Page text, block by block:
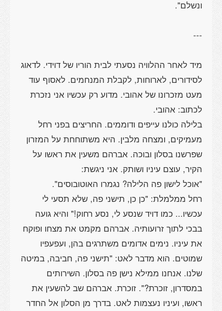
מיד לאחר ההלוויה נסעתי לבית הוריו של דוידי. לדאוג
לסידורים, לארוחות, לקבלת המנחמים. לאסוף עוד
מעט מזכרונו של אהובי. מדוע רק עכשיו אני נזכרת
בלילה כולנו עייפים ודוממים. החריצים בפני רחל
מעמיקים, ומצחה מלבין. היא משתוחחת על המזרון
שפרשנו בסלון ובוכה. אברהם משעין את ראשו על
רחל ממלמלת: "כן כן, תישני פה, שלא תסעי לי
עכשיו... כמו דויד שנסע לי, נסע רחוק!" והיא גועה
בבכי לתוך זרועותיה. אברהם מקמט את מצחו ופוקח
את עיניו. נימים אדומים משתרגים בהן, ועפעפיו
שמוטים. הוא מדבר לאט: "תישני פה, חביבה, במיטה
שלנו. אנחנו ממילא נישן פה בסלון. השירותים
במסדרון, זוכרת?". זוכרת. אברהם שב להשעין את
ראשו, ועיניו נעצמות לאט. בדרך מן הסלון אל החדר